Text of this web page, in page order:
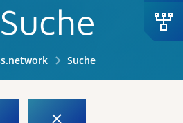
Suche
Suche